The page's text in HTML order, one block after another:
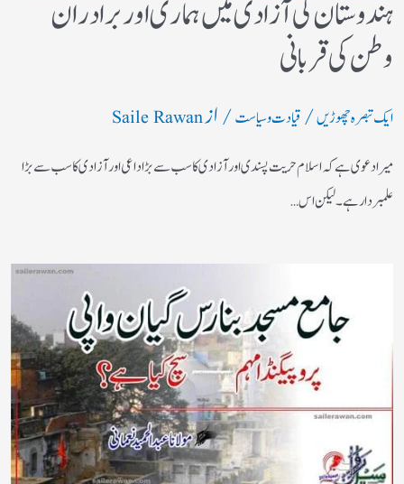
ہندوستان کی آزادی میں ہماری اور برادران
وطن کی قربانی
ایک تبصرہ چھوڑیں/قیادت وسیاست/ ازSaile Rawan
میرا دعوی ہے کہ اسلام حریت پسندی اور آزادی کا سب سے بڑا داعی اور آزادی کا سب سے بڑا
علمبردار ہے ۔ لیکن اس…